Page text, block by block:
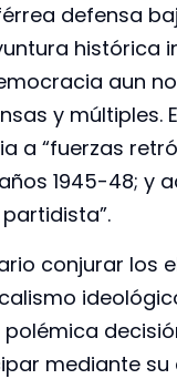
defensa
histórica
aun
y múltiples.
a “fuerzas
1945-48; y
conjurar los
mediante